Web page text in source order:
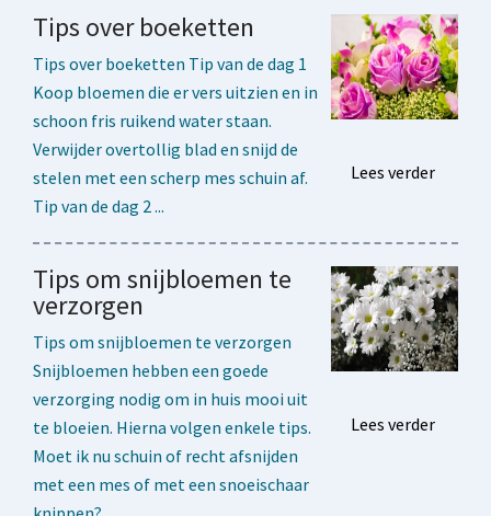
Tips over boeketten
Tips over boeketten Tip van de dag 1
Koop bloemen die er vers uitzien en in
schoon fris ruikend water staan.
Verwijder overtollig blad en snijd de
stelen met een scherp mes schuin af.
Tip van de dag 2 ...
Lees verder
Tips om snijbloemen te
verzorgen
Tips om snijbloemen te verzorgen
Snijbloemen hebben een goede
verzorging nodig om in huis mooi uit
te bloeien. Hierna volgen enkele tips.
Moet ik nu schuin of recht afsnijden
met een mes of met een snoeischaar
Lees verder